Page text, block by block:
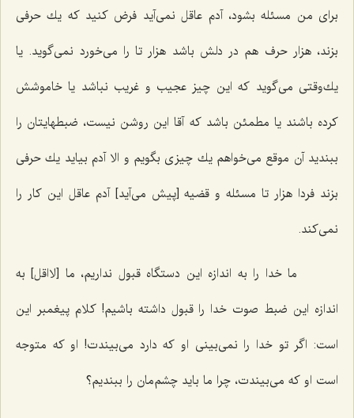
برای من مسئله بشود، آدم عاقل نمی‌آید فرض كنید كه یك حرفی
بزند، هزار حرف هم در دلش باشد هزار تا را می‌خورد نمی‌گوید. یا
یك‌وقتی می‌گوید كه این چیز عجیب و غریب نباشد یا خاموشش
كرده باشند یا مطمئن باشد كه آقا این روشن نیست، ضبطهایتان را
ببندید آن موقع می‌خواهم یك چیزی بگویم و الا آدم بیاید یك حرفی
بزند فردا هزار تا مسئله و قضیه [پیش می‌آید] آدم عاقل این كار را
نمی‌كند.
ما خدا را به اندازه این دستگاه قبول نداریم، ما [لااقل‌] به
اندازه این ضبط صوت خدا را قبول داشته باشیم! كلام پیغمبر این
است: اگر تو خدا را نمی‌بینی او كه دارد می‌بیندت! او كه متوجه
است او كه می‌بیندت، چرا ما باید چشم‌مان را ببندیم؟